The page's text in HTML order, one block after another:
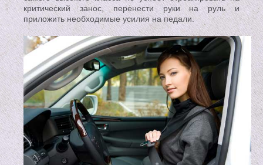
критический занос, перенести руки на руль и
приложить необходимые усилия на педали.